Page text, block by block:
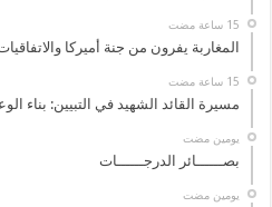
المغاربة يفرون من جنة أميركا
مسيرة القائد الشهيد في التبيين: بناء
‏يومين مضت
بصــــــائر الدرجــــــات
‏يومين مضت